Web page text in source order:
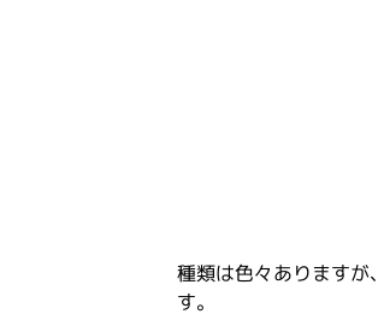
種類は色々ありますが
す。